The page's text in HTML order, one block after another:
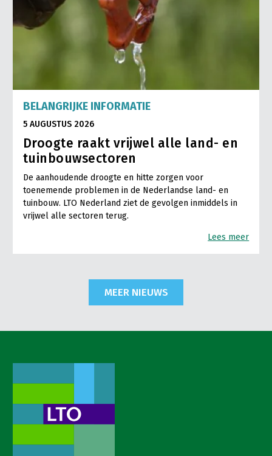
BELANGRIJKE INFORMATIE
5 AUGUSTUS 2026
Droogte raakt vrijwel alle land- en
tuinbouwsectoren
De aanhoudende droogte en hitte zorgen voor
toenemende problemen in de Nederlandse land- en
tuinbouw. LTO Nederland ziet de gevolgen inmiddels in
vrijwel alle sectoren terug.
Lees meer
MEER NIEUWS